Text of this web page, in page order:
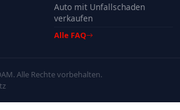
Auto mit Unfallschaden
verkaufen
Alle FAQ
Alle Rechte vorbehalten.